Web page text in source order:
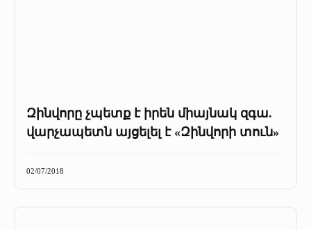
Զինվորը չպետք է իրեն միայնակ զգա.
վարչապետն այցելել է «Զինվորի տուն»
02/07/2018